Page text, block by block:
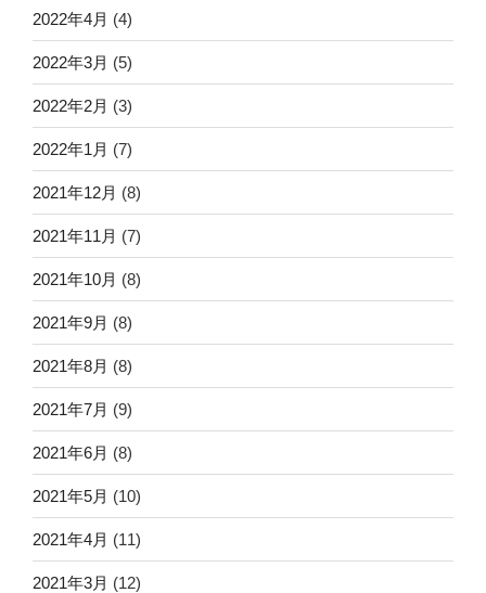
2022年4月 (4)
2022年3月 (5)
2022年2月 (3)
2022年1月 (7)
2021年12月 (8)
2021年11月 (7)
2021年10月 (8)
2021年9月 (8)
2021年8月 (8)
2021年7月 (9)
2021年6月 (8)
2021年5月 (10)
2021年4月 (11)
2021年3月 (12)